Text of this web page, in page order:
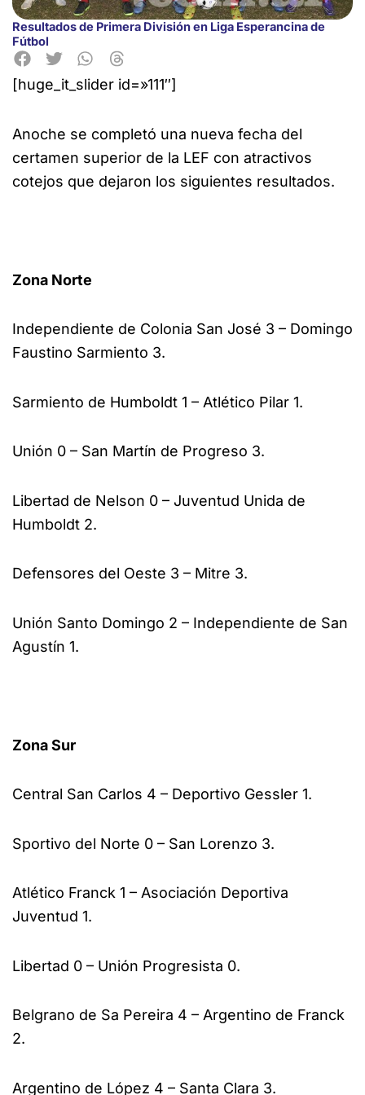
Resultados de Primera División en Liga Esperancina de
Fútbol
[huge_it_slider id=»111″]
Anoche se completó una nueva fecha del
certamen superior de la LEF con atractivos
cotejos que dejaron los siguientes resultados.
Zona Norte
Independiente de Colonia San José 3 – Domingo
Faustino Sarmiento 3.
Sarmiento de Humboldt 1 – Atlético Pilar 1.
Unión 0 – San Martín de Progreso 3.
Libertad de Nelson 0 – Juventud Unida de
Humboldt 2.
Defensores del Oeste 3 – Mitre 3.
Unión Santo Domingo 2 – Independiente de San
Agustín 1.
Zona Sur
Central San Carlos 4 – Deportivo Gessler 1.
Sportivo del Norte 0 – San Lorenzo 3.
Atlético Franck 1 – Asociación Deportiva
Juventud 1.
Libertad 0 – Unión Progresista 0.
Belgrano de Sa Pereira 4 – Argentino de Franck
2.
Argentino de López 4 – Santa Clara 3.